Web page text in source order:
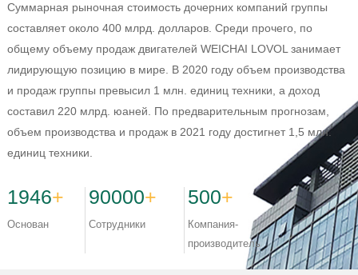
Суммарная рыночная стоимость дочерних компаний группы
составляет около 400 млрд. долларов. Среди прочего, по
общему объему продаж двигателей WEICHAI LOVOL занимает
лидирующую позицию в мире. В 2020 году объем производства
и продаж группы превысил 1 млн. единиц техники, а доход
составил 220 млрд. юаней. По предварительным прогнозам,
объем производства и продаж в 2021 году достигнет 1,5 млн.
единиц техники.
1946+
Основан
90000+
Сотрудники
500+
Компания-
производитель